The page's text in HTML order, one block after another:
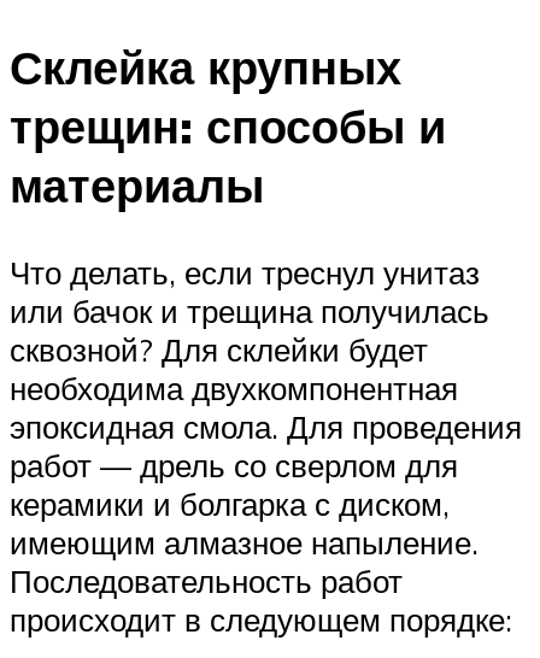
Склейка крупных
трещин: способы и
материалы
Что делать, если треснул унитаз
или бачок и трещина получилась
сквозной? Для склейки будет
необходима двухкомпонентная
эпоксидная смола. Для проведения
работ — дрель со сверлом для
керамики и болгарка с диском,
имеющим алмазное напыление.
Последовательность работ
происходит в следующем порядке: